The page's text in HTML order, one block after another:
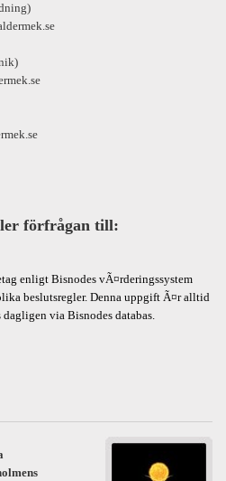
förfrågan till: